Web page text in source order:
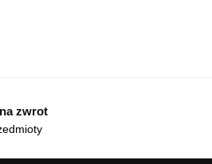
zwrot